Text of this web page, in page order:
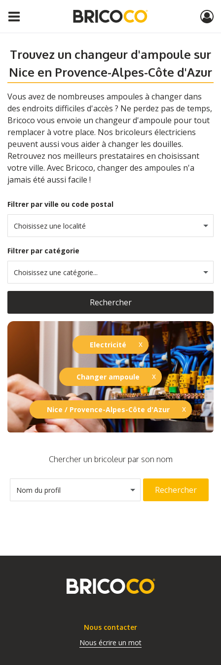
Electricité
Changer ampoule
Nice / Provence-Alpes-Côte d'Azur
Trouvez un changeur d'ampoule sur
Nice en Provence-Alpes-Côte d'Azur
Vous avez de nombreuses ampoules à changer dans
des endroits difficiles d'accès ? Ne perdez pas de temps,
Bricoco vous envoie un changeur d'ampoule pour tout
remplacer à votre place. Nos bricoleurs électriciens
peuvent aussi vous aider à changer les douilles.
Retrouvez nos meilleurs prestataires en choisissant
votre ville. Avec Bricoco, changer des ampoules n'a
jamais été aussi facile !
Filtrer par ville ou code postal
Choisissez une localité
Filtrer par catégorie
Choisissez une catégorie...
Rechercher
Chercher un bricoleur par son nom
Nom du profil Rechercher
Nous contacter
Nous écrire un mot